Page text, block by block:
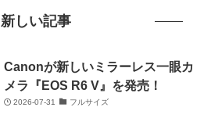
新しい記事
Canonが新しいミラーレス一眼カ
メラ『EOS R6 V』を発売！
2026-07-31 フルサイズ